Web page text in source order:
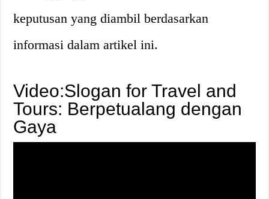
keputusan yang diambil berdasarkan
informasi dalam artikel ini.
Video:Slogan for Travel and
Tours: Berpetualang dengan
Gaya